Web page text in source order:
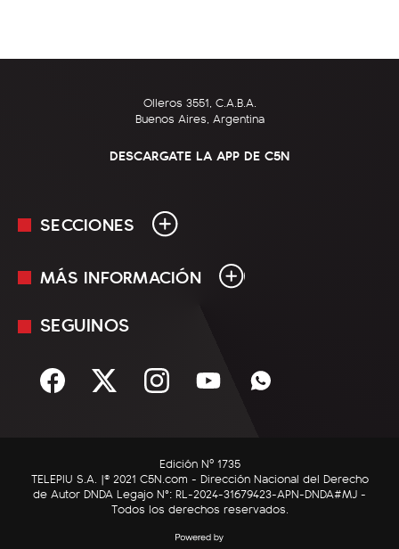
Olleros 3551, C.A.B.A.
Buenos Aires, Argentina
DESCARGATE LA APP DE C5N
SECCIONES
En Vivo
Sociedad
C5N Autos
RatingCero
MÁS INFORMACIÓN
Mediakit
Términos y condiciones
SEGUINOS
Edición Nº 1735
TELEPIU S.A. |© 2021 C5N.com - Dirección Nacional del Derecho
de Autor DNDA Legajo N°: RL-2024-31679423-APN-DNDA#MJ -
Todos los derechos reservados.